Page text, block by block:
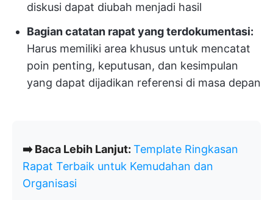
diskusi dapat diubah menjadi hasil
Bagian catatan rapat yang terdokumentasi:
Harus memiliki area khusus untuk mencatat
poin penting, keputusan, dan kesimpulan
yang dapat dijadikan referensi di masa depan
➡️ Baca Lebih Lanjut: Template Ringkasan
Rapat Terbaik untuk Kemudahan dan
Organisasi